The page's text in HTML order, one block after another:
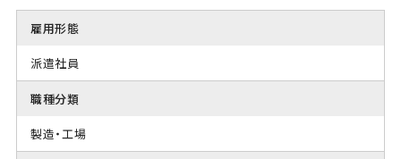
雇用形態
派遣社員
職種分類
製造・工場